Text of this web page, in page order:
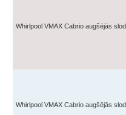
Whirlpool VMAX Cabrio augšējās
Whirlpool VMAX Cabrio augšējās